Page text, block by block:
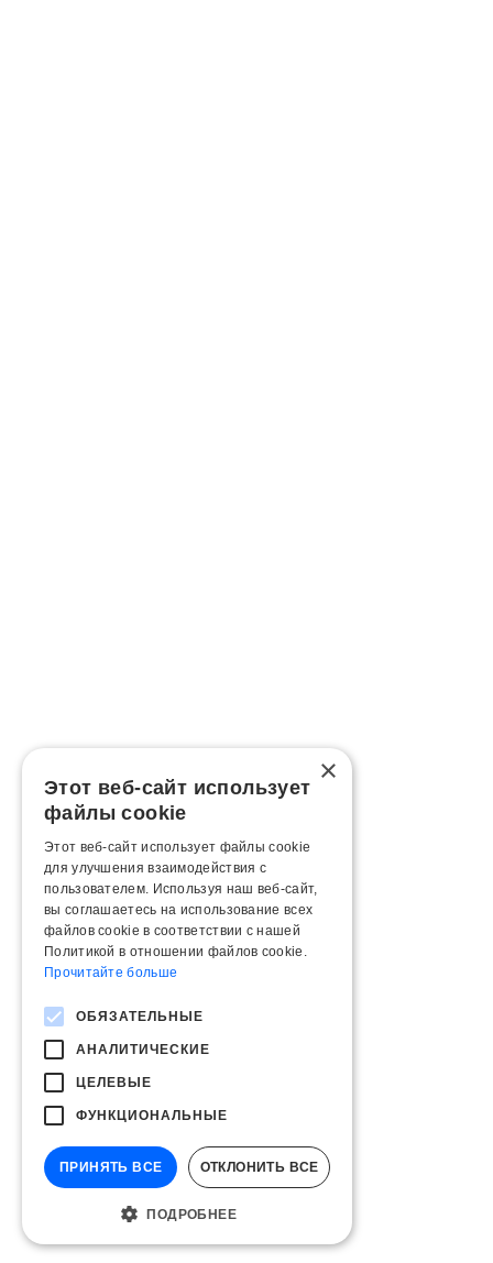
×
Этот веб-сайт использует
файлы cookie
Этот веб-сайт использует файлы cookie
для улучшения взаимодействия с
пользователем. Используя наш веб-сайт,
вы соглашаетесь на использование всех
файлов cookie в соответствии с нашей
Политикой в ​​отношении файлов cookie.
Прочитайте больше
ОБЯЗАТЕЛЬНЫЕ
АНАЛИТИЧЕСКИЕ
ЦЕЛЕВЫЕ
ФУНКЦИОНАЛЬНЫЕ
ПРИНЯТЬ ВСЕ ОТКЛОНИТЬ ВСЕ
ПОДРОБНЕЕ